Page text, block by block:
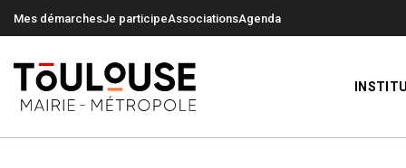
Mes démarchesJe participeAssociationsAgenda